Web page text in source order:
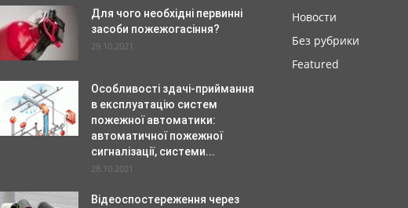
Для чого необхідні первинні
засоби пожежогасіння?
29.10.2021
Особливості здачі-приймання
в експлуатацію систем
пожежної автоматики:
автоматичної пожежної
сигналізації, системи...
28.10.2021
Відеоспостереження через
Новости
Без рубрики
Featured